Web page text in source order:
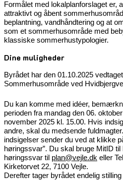
Formålet med lokalplanforslaget er,
attraktivt og åbent
beplantning, vandhåndtering og at
som et sommerhusområde med
klassiske sommerhustypologier.
Dine muligheder
Byrådet har den 01.10.2025
Sommerhusområde ved
Du kan komme med idéer,
perioden fra mandag den 06.
november 2025 kl. 15.00. Hvis
andre, skal du medsende fuldmagter.
indsigelser sender du ved at klikke
høringssvar”. Du skal bruge MitID
høringssvar til plan@vejle.dk eller
Kirketorvet 22, 7100 Vejle.
Derefter tager byrådet endelig stilling